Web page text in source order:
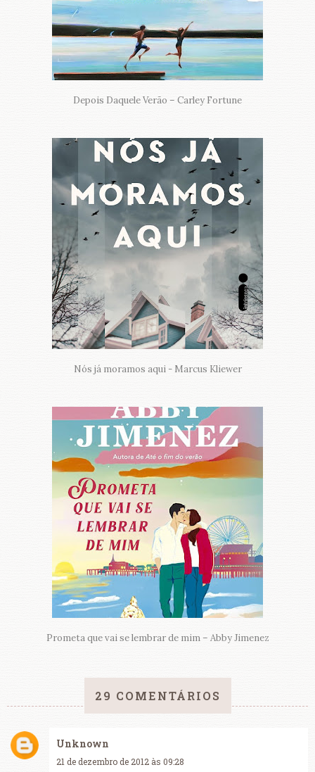
Depois Daquele Verão – Carley Fortune
Nós já moramos aqui - Marcus Kliewer
Prometa que vai se lembrar de mim – Abby Jimenez
29 COMENTÁRIOS
Unknown
21 de dezembro de 2012 às 09:28